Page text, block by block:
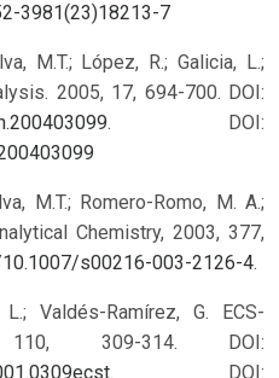
3981(23)18213-7
M.T.; López, R.; Galicia, L.;
2005, 17, 694-700. DOI:
.
DOI:
M.T.; Romero-Romo, M. A.;
Chemistry, 2003, 377,
s00216-003-2126-4.
L.; Valdés-Ramírez, G. ECS-
110, 309-314. DOI:
.
DOI: